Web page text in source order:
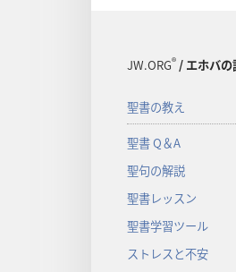
JW.ORG®/ エホバの
聖書の教え
聖書 Q＆A
聖句の解説
聖書レッスン
聖書学習ツール
ストレスと不安